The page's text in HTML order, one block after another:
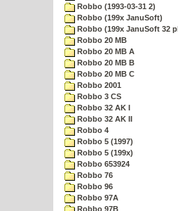
Robbo (1993-03-31 2)
Robbo (199x JanuSoft)
Robbo (199x JanuSoft 32
Robbo 20 MB
Robbo 20 MB A
Robbo 20 MB B
Robbo 20 MB C
Robbo 2001
Robbo 3 CS
Robbo 32 AK I
Robbo 32 AK II
Robbo 4
Robbo 5 (1997)
Robbo 5 (199x)
Robbo 653924
Robbo 76
Robbo 96
Robbo 97A
Robbo 97B